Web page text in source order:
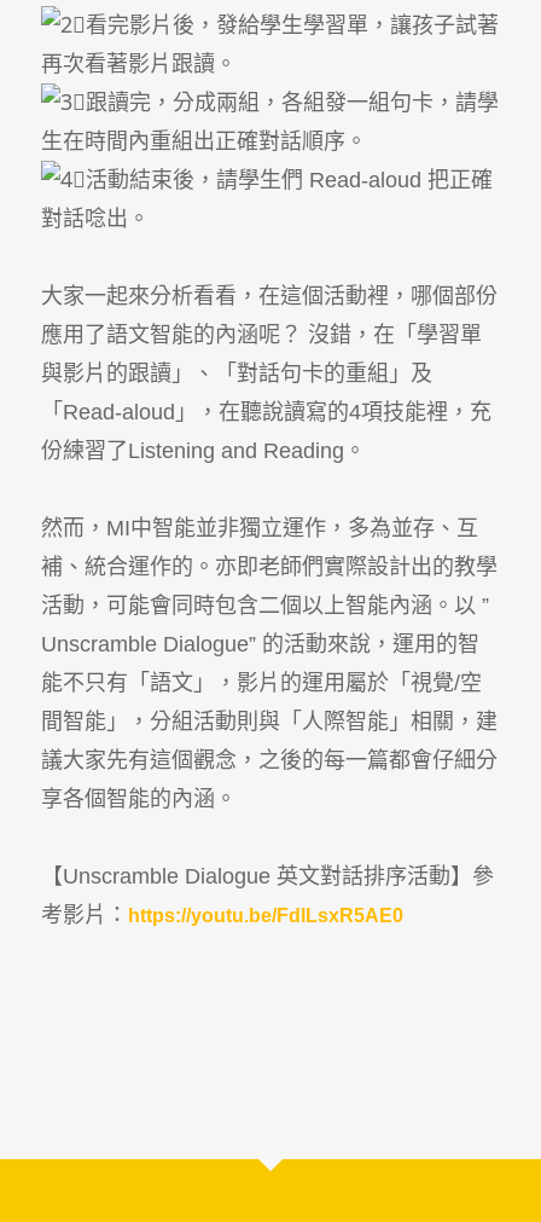
看完影片後，發給學生學習單，讓孩子試著
再次看著影片跟讀。
跟讀完，分成兩組，各組發一組句卡，請學
生在時間內重組出正確對話順序。
活動結束後，請學生們 Read-aloud 把正確
對話唸出。
大家一起來分析看看，在這個活動裡，哪個部份
應用了語文智能的內涵呢？ 沒錯，在「學習單
與影片的跟讀」、「對話句卡的重組」及
「Read-aloud」，在聽說讀寫的4項技能裡，充
份練習了Listening and Reading。
然而，MI中智能並非獨立運作，多為並存、互
補、統合運作的。亦即老師們實際設計出的教學
活動，可能會同時包含二個以上智能內涵。以 ”
Unscramble Dialogue” 的活動來說，運用的智
能不只有「語文」，影片的運用屬於「視覺/空
間智能」，分組活動則與「人際智能」相關，建
議大家先有這個觀念，之後的每一篇都會仔細分
享各個智能的內涵。
【Unscramble Dialogue 英文對話排序活動】參
考影片： https://youtu.be/FdlLsxR5AE0